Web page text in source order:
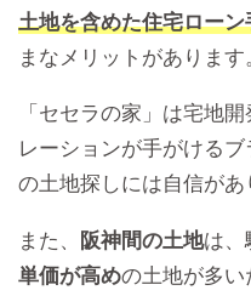
土地を含めた住宅ロー
まなメリットがあります
「セセラの家」は宅地
レーションが手がける
の土地探しには自信があ
また、 阪神間の土地は、
単価が高めの土地が多い